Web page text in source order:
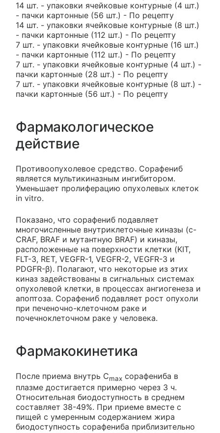
14 шт. - упаковки ячейковые контурные (4 шт.)
- пачки картонные (56 шт.) - По рецепту
14 шт. - упаковки ячейковые контурные (8 шт.)
- пачки картонные (112 шт.) - По рецепту
7 шт. - упаковки ячейковые контурные (16 шт.)
- пачки картонные (112 шт.) - По рецепту
7 шт. - упаковки ячейковые контурные (4 шт.) -
пачки картонные (28 шт.) - По рецепту
7 шт. - упаковки ячейковые контурные (8 шт.) -
пачки картонные (56 шт.) - По рецепту
Фармакологическое
действие
Противоопухолевое средство. Сорафениб
является мультикиназным ингибитором.
Уменьшает пролиферацию опухолевых клеток
in vitro.
Показано, что сорафениб подавляет
многочисленные внутриклеточные киназы (с-
CRAF, BRAF и мутантную BRAF) и киназы,
расположенные на поверхности клетки (KIT,
FLT-3, RET, VEGFR-1, VEGFR-2, VEGFR-3 и
PDGFR-β). Полагают, что некоторые из этих
киназ задействованы в сигнальных системах
опухолевой клетки, в процессах ангиогенеза и
апоптоза. Сорафениб подавляет рост опухоли
при печеночно-клеточном раке и
почечноклеточном раке у человека.
Фармакокинетика
После приема внутрь Cmax сорафениба в
плазме достигается примерно через 3 ч.
Относительная биодоступность в среднем
составляет 38-49%. При приеме вместе с
пищей с умеренным содержанием жира
биодоступность сорафениба приблизительно